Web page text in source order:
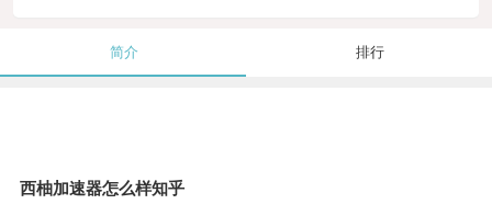
简介 排行
西柚加速器怎么样知乎